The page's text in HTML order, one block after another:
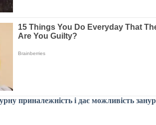
приналежність і дає можливість